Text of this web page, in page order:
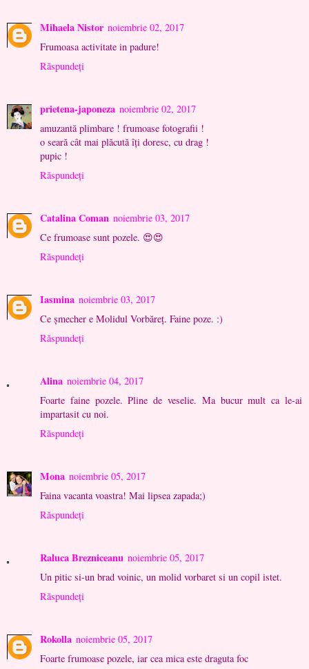
Mihaela Nistor noiembrie 02, 2017
Frumoasa activitate in padure!
Răspundeți
prietena-japoneza noiembrie 02, 2017
amuzantă plimbare ! frumoase fotografii !
o seară cât mai plăcută îţi doresc, cu drag !
pupic !
Răspundeți
Catalina Coman noiembrie 03, 2017
Ce frumoase sunt pozele. 😍😍
Răspundeți
Iasmina noiembrie 03, 2017
Ce șmecher e Molidul Vorbăreț. Faine poze. :)
Răspundeți
Alina noiembrie 04, 2017
Foarte faine pozele. Pline de veselie. Ma bucur mult ca le-ai
impartasit cu noi.
Răspundeți
Mona noiembrie 05, 2017
Faina vacanta voastra! Mai lipsea zapada;)
Răspundeți
Raluca Brezniceanu noiembrie 05, 2017
Un pitic si-un brad voinic, un molid vorbaret si un copil istet.
Răspundeți
Rokolla noiembrie 05, 2017
Foarte frumoase pozele, iar cea mica este draguta foc